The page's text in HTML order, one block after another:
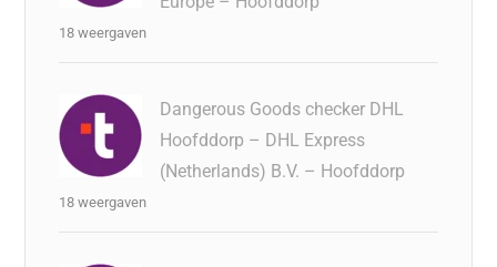
18 weergaven
Dangerous Goods checker DHL
Hoofddorp – DHL Express
(Netherlands) B.V. – Hoofddorp
18 weergaven